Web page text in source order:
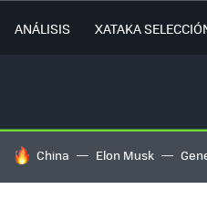
ANÁLISIS XATAKA
HOY SE HABLA DE
China Elon Musk